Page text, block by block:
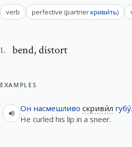
verb perfective (partnerкриви́ть)
1. bend,distort
EXAMPLES
Он насмешливо скриви́л губу́.
He curled his lip in a sneer.